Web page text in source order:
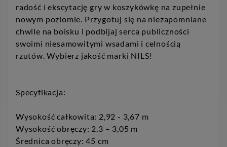
radość i ekscytację gry w koszykówkę na zupełnie
nowym poziomie. Przygotuj się na niezapomniane
chwile na boisku i podbijaj serca publiczności
swoimi niesamowitymi wsadami i celnością
rzutów. Wybierz jakość marki NILS!
Specyfikacja:
Wysokość całkowita: 2,92 - 3,67 m
Wysokość obręczy: 2,3 – 3,05 m
Średnica obręczy: 45 cm